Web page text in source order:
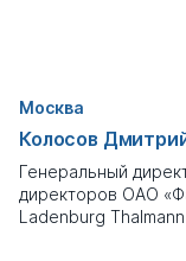
Москва
Колосов
Генеральный
директоров ОАО
Ladenburg Thalmann